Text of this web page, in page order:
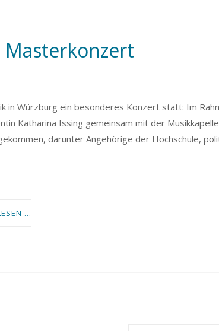
Masterkonzert
in Würzburg ein besonderes Konzert statt: Im
Katharina Issing gemeinsam mit der
darunter Angehörige der Hochschule,
…